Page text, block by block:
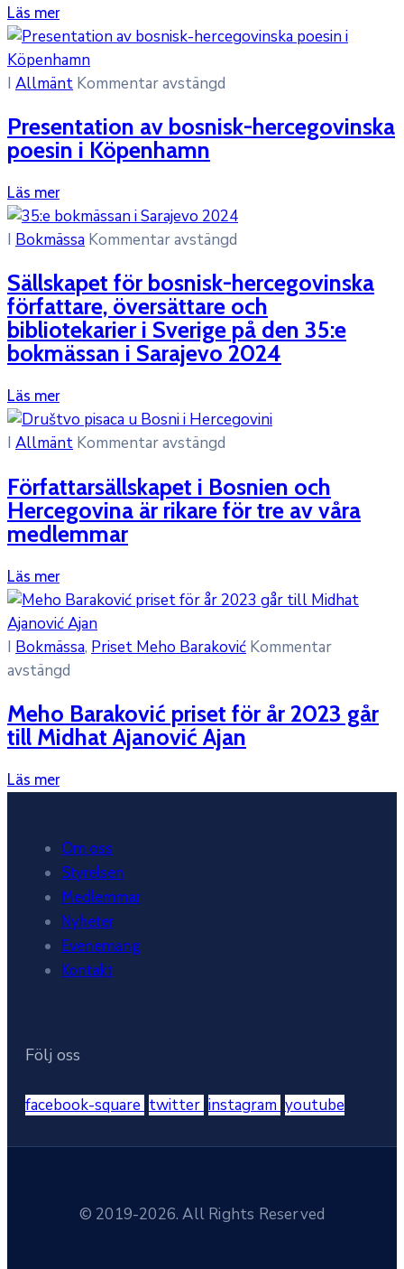
Läs mer
I Allmänt Kommentar avstängd
Presentation av bosnisk-hercegovinska
poesin i Köpenhamn
Läs mer
I Bokmässa Kommentar avstängd
Sällskapet för bosnisk-hercegovinska
författare, översättare och
bibliotekarier i Sverige på den 35:e
bokmässan i Sarajevo 2024
Läs mer
I Allmänt Kommentar avstängd
Författarsällskapet i Bosnien och
Hercegovina är rikare för tre av våra
medlemmar
Läs mer
I Bokmässa‚ Priset Meho Baraković Kommentar
avstängd
Meho Baraković priset för år 2023 går
till Midhat Ajanović Ajan
Läs mer
Om oss
Styrelsen
Medlemmar
Nyheter
Evenemang
Kontakt
Följ oss
facebook-square twitter instagram youtube
© 2019-2026. All Rights Reserved